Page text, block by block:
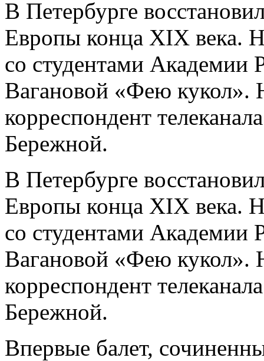
В Петербурге
Европы конца XIX века.
со студентами Академии
Вагановой «Фею кукол».
корреспондент
Бережной.
В Петербурге
Европы конца XIX века.
со студентами Академии
Вагановой «Фею кукол».
корреспондент
Бережной.
Впервые балет,